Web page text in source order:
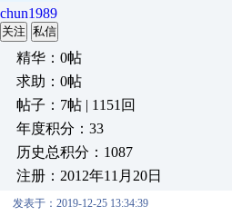
chun1989
关注 私信
精华：0帖
求助：0帖
帖子：7帖 | 1151回
年度积分：33
历史总积分：1087
注册：2012年11月20日
发表于：2019-12-25 13:34:39